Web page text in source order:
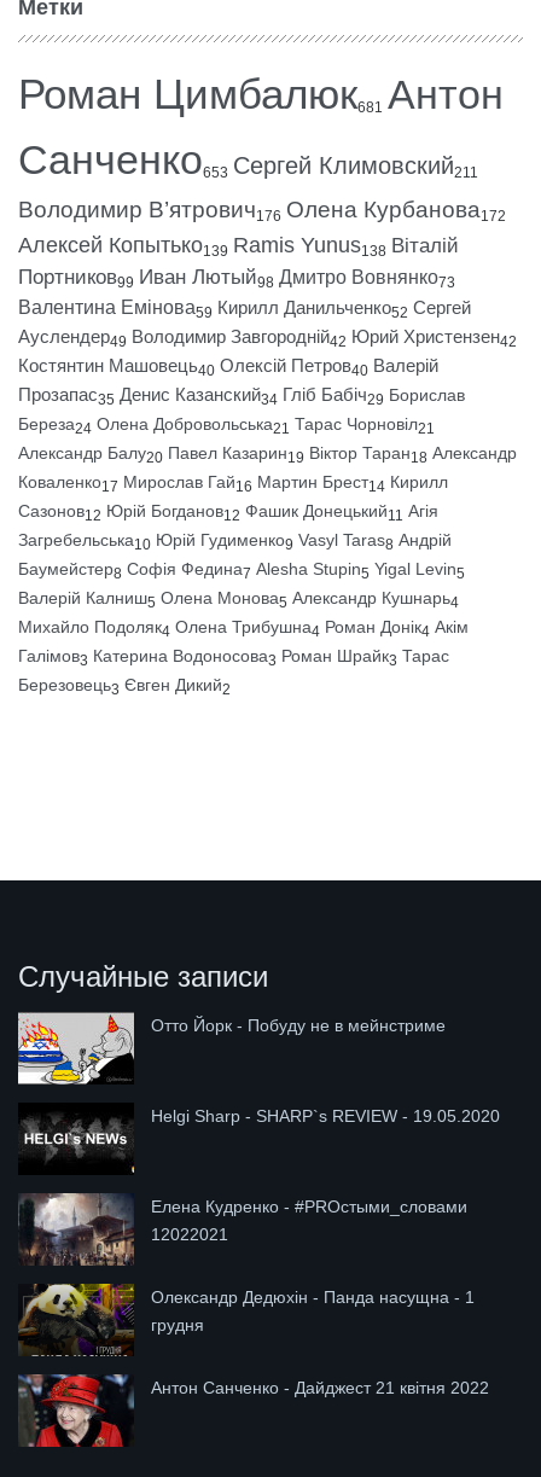
Метки
Роман Цимбалюк681 Антон
Санченко653 Сергей Климовский211
Володимир В’ятрович176 Олена Курбанова172
Алексей Копытько139 Ramis Yunus138 Віталій
Портников99 Иван Лютый98 Дмитро Вовнянко73
Валентина Емінова59 Кирилл Данильченко52 Сергей
Ауслендер49 Володимир Завгородній42 Юрий Христензен42
Костянтин Машовець40 Олексій Петров40 Валерій
Прозапас35 Денис Казанский34 Гліб Бабіч29 Борислав
Береза24 Олена Добровольська21 Тарас Чорновіл21
Александр Балу20 Павел Казарин19 Віктор Таран18 Александр
Коваленко17 Мирослав Гай16 Мартин Брест14 Кирилл
Сазонов12 Юрій Богданов12 Фашик Донецький11 Агія
Загребельська10 Юрій Гудименко9 Vasyl Taras8 Андрій
Баумейстер8 Софія Федина7 Alesha Stupin5 Yigal Levin5
Валерій Калниш5 Олена Монова5 Александр Кушнарь4
Михайло Подоляк4 Олена Трибушна4 Роман Донік4 Акім
Галімов3 Катерина Водоносова3 Роман Шрайк3 Тарас
Березовець3 Євген Дикий2
Случайные записи
Отто Йорк - Побуду не в мейнстриме
Helgi Sharp - SHARP`s REVIEW - 19.05.2020
Елена Кудренко - #PROстыми_словами
12022021
Олександр Дедюхін - Панда насущна - 1
грудня
Антон Санченко - Дайджест 21 квітня 2022